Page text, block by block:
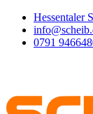
Hessentaler
0791